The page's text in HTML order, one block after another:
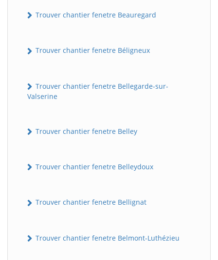
Trouver chantier fenetre Beauregard
Trouver chantier fenetre Béligneux
Trouver chantier fenetre Bellegarde-sur-
Valserine
Trouver chantier fenetre Belley
Trouver chantier fenetre Belleydoux
Trouver chantier fenetre Bellignat
Trouver chantier fenetre Belmont-Luthézieu